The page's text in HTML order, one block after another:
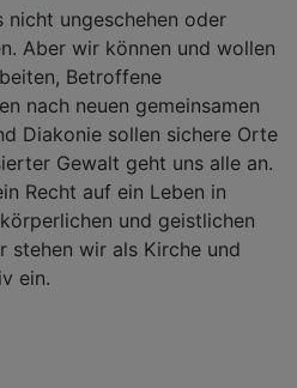
nicht ungeschehen oder
Aber wir können und wollen
Betroffene
nach neuen gemeinsamen
Diakonie sollen sichere Orte
Gewalt geht uns alle an.
Recht auf ein Leben in
und geistlichen
stehen wir als Kirche und
ein.